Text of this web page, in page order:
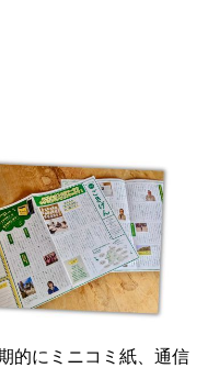
的にミニコミ紙、通信